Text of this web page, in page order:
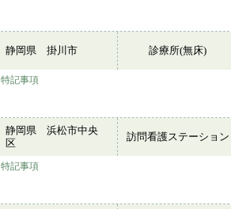
静岡県 掛川市 診療所(無床)
特記事項
静岡県 浜松市中央
区
訪問看護ステーション
特記事項